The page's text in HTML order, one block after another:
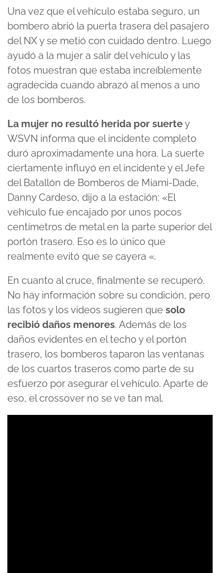
Una vez que el vehículo estaba seguro, un
bombero abrió la puerta trasera del pasajero
del NX y se metió con cuidado dentro. Luego
ayudó a la mujer a salir del vehículo y las
fotos muestran que estaba increíblemente
agradecida cuando abrazó al menos a uno
de los bomberos.
La mujer no resultó herida por suertey
WSVN informa que el incidente completo
duró aproximadamente una hora. La suerte
ciertamente influyó en el incidente y el Jefe
del Batallón de Bomberos de Miami-Dade,
Danny Cardeso, dijo a la estación: «El
vehículo fue encajado por unos pocos
centímetros de metal en la parte superior del
portón trasero. Eso es lo único que
realmente evitó que se cayera «.
En cuanto al cruce, finalmente se recuperó.
No hay información sobre su condición, pero
las fotos y los videos sugieren que solo
recibió daños menores. Además de los
daños evidentes en el techo y el portón
trasero, los bomberos taparon las ventanas
de los cuartos traseros como parte de su
esfuerzo por asegurar el vehículo. Aparte de
eso, el crossover no se ve tan mal.